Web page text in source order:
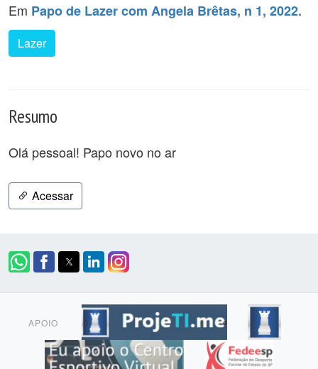
Em Papo de Lazer com Angela Brêtas, n 1, 2022.
Lazer
Resumo
Olá pessoal! Papo novo no ar
Acessar
APOIO